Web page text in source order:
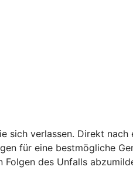
sich verlassen. Direkt nach
für eine bestmögliche
des Unfalls